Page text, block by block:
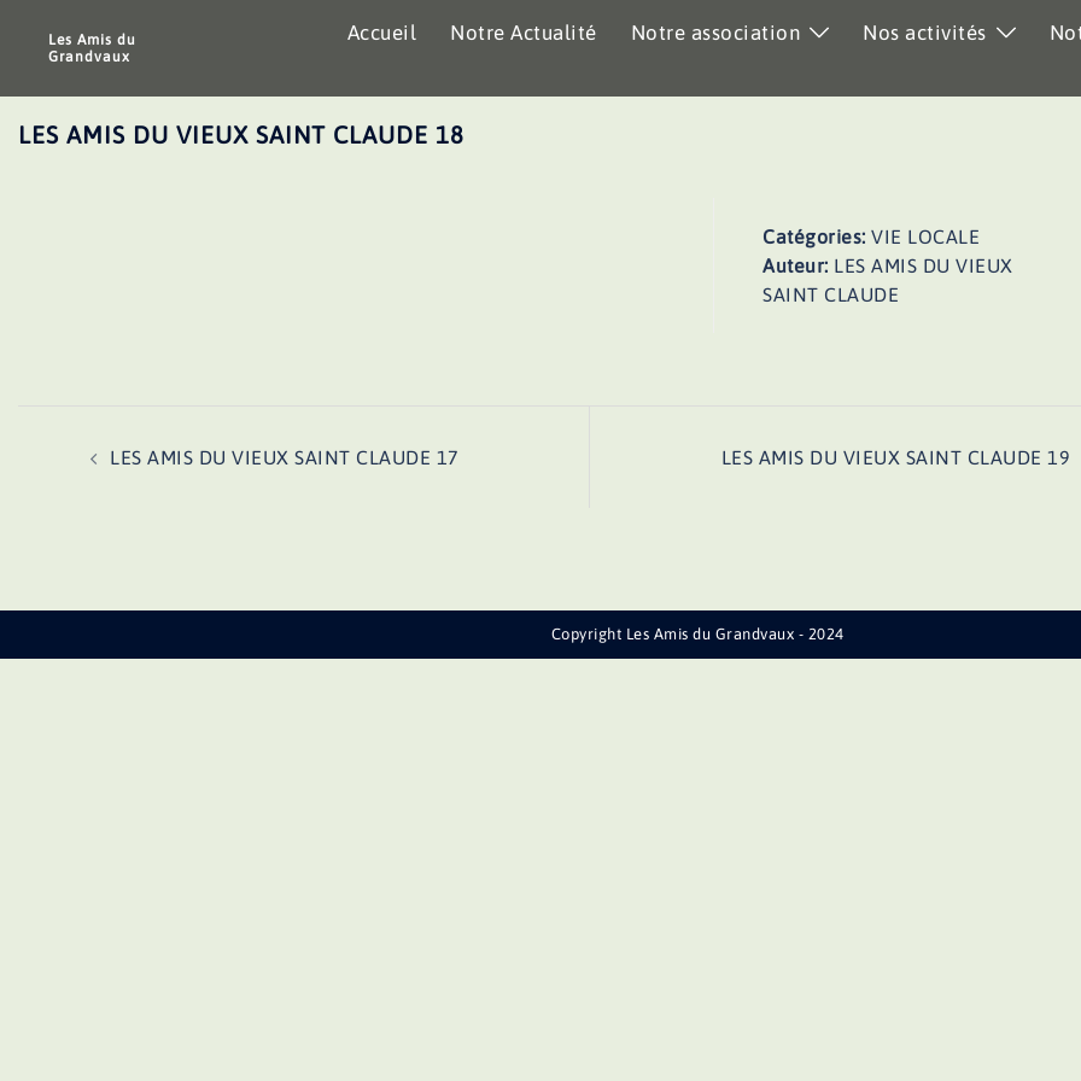
Les Amis du
Grandvaux
Accueil Notre Actualité Notre association Nos activités
LES AMIS DU VIEUX SAINT CLAUDE 18
Catégories:VIE LOCALE
Auteur: LES AMIS DU VIEUX
SAINT CLAUDE
LES AMIS DU VIEUX SAINT CLAUDE 17 LES AMIS DU VIEUX SAINT CLAUDE 19
Copyright Les Amis du Grandvaux - 2024